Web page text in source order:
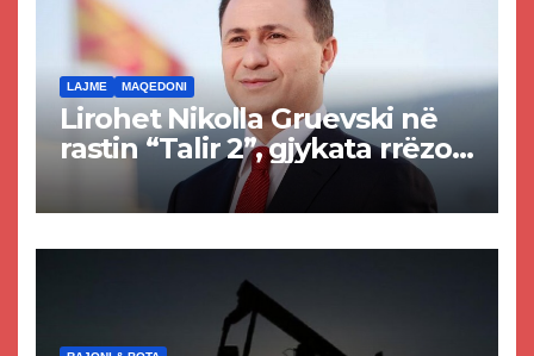
LAJME MAQEDONI
Lirohet Nikolla Gruevski në
rastin “Talir 2”, gjykata rrëzon
akuzat për ndërtimin e
paligjshëm të selisë së